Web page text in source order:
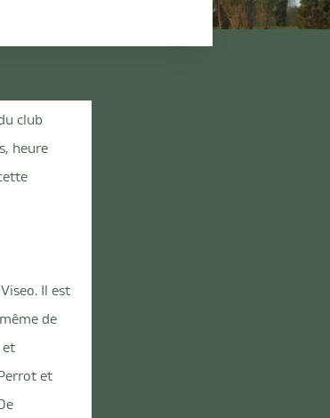
club
heure
Il est
de
et
et